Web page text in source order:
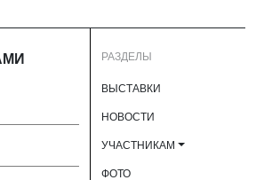
РАЗДЕЛЫ
ВЫСТАВКИ
НОВОСТИ
УЧАСТНИКАМ
ФОТО